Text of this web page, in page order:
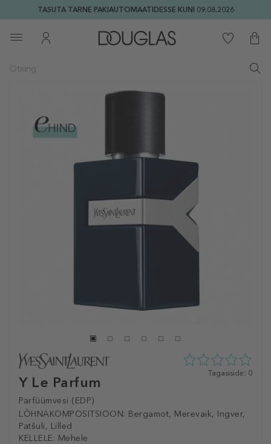
TASUTA TARNE PAKIAUTOMAATIDESSE KUNI 09.08.2026
Y Le Parfum
Parfüümvesi (EDP)
LÕHNAKOMPOSITSIOON: Bergamot, Merevaik, Ingver,
Patšuli, Lilled
KELLELE: Mehele
0
tagasisidest
Tagasiside: 0